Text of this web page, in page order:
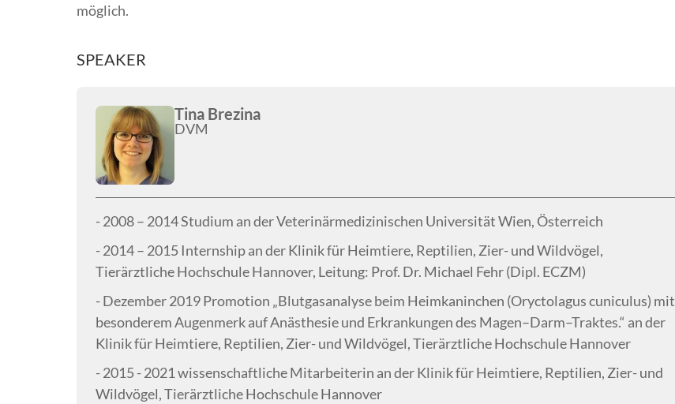
möglich.
SPEAKER
Tina Brezina
DVM
- 2008 – 2014 Studium an der Veterinärmedizinischen Universität Wien, Österreich
- 2014 – 2015 Internship an der Klinik für Heimtiere, Reptilien, Zier- und Wildvögel,
Tierärztliche Hochschule Hannover, Leitung: Prof. Dr. Michael Fehr (Dipl. ECZM)
- Dezember 2019 Promotion „Blutgasanalyse beim Heimkaninchen (Oryctolagus cuniculus) mit
besonderem Augenmerk auf Anästhesie und Erkrankungen des Magen–Darm–Traktes.“ an der
Klinik für Heimtiere, Reptilien, Zier- und Wildvögel, Tierärztliche Hochschule Hannover
- 2015 - 2021 wissenschaftliche Mitarbeiterin an der Klinik für Heimtiere, Reptilien, Zier- und
Wildvögel, Tierärztliche Hochschule Hannover